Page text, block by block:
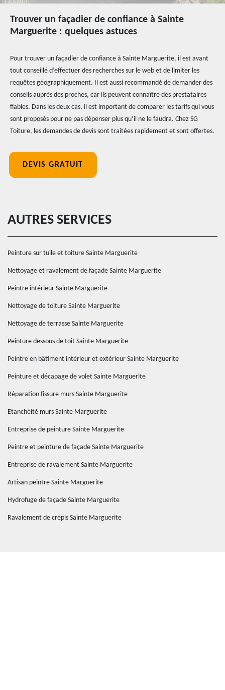
Trouver un façadier de confiance à Sainte
Marguerite : quelques astuces
Pour trouver un façadier de confiance à Sainte Marguerite, il est avant
tout conseillé d’effectuer des recherches sur le web et de limiter les
requêtes géographiquement. Il est aussi recommandé de demander des
conseils auprès des proches, car ils peuvent connaître des prestataires
fiables. Dans les deux cas, il est important de comparer les tarifs qui vous
sont proposés pour ne pas dépenser plus qu’il ne le faudra. Chez SG
Toiture, les demandes de devis sont traitées rapidement et sont offertes.
DEVIS GRATUIT
AUTRES SERVICES
Peinture sur tuile et toiture Sainte Marguerite
Nettoyage et ravalement de façade Sainte Marguerite
Peintre intérieur Sainte Marguerite
Nettoyage de toiture Sainte Marguerite
Nettoyage de terrasse Sainte Marguerite
Peinture dessous de toit Sainte Marguerite
Peintre en bâtiment intérieur et extérieur Sainte Marguerite
Peinture et décapage de volet Sainte Marguerite
Réparation fissure murs Sainte Marguerite
Etanchéité murs Sainte Marguerite
Entreprise de peinture Sainte Marguerite
Peintre et peinture de façade Sainte Marguerite
Entreprise de ravalement Sainte Marguerite
Artisan peintre Sainte Marguerite
Hydrofuge de façade Sainte Marguerite
Ravalement de crépis Sainte Marguerite